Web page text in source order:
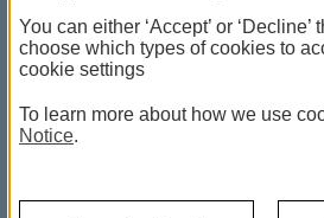
汇丰环球报告指出，在海外居住的
居海外的人，优势更大。海外人
另外，海外人士的财务优势同样
You can either ‘Accept’ or
choose which types of cookies to
cookie settings
To learn more about how we use
Notice.